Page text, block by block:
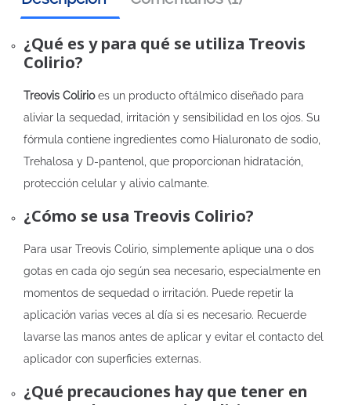
¿Qué es y para qué se utiliza Treovis
Colirio?
Treovis Colirioes un producto oftálmico diseñado para
aliviar la sequedad, irritación y sensibilidad en los ojos. Su
fórmula contiene ingredientes como Hialuronato de sodio,
Trehalosa y D-pantenol, que proporcionan hidratación,
protección celular y alivio calmante.
¿Cómo se usa Treovis Colirio?
Para usar Treovis Colirio, simplemente aplique una o dos
gotas en cada ojo según sea necesario, especialmente en
momentos de sequedad o irritación. Puede repetir la
aplicación varias veces al día si es necesario. Recuerde
lavarse las manos antes de aplicar y evitar el contacto del
aplicador con superficies externas.
¿Qué precauciones hay que tener en